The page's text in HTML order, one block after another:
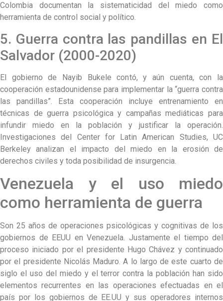
Colombia documentan la sistematicidad del miedo como
herramienta de control social y político.
5. Guerra contra las pandillas en El
Salvador (2000-2020)
El gobierno de Nayib Bukele contó, y aún cuenta, con la
cooperación estadounidense para implementar la “guerra contra
las pandillas”. Esta cooperación incluye entrenamiento en
técnicas de guerra psicológica y campañas mediáticas para
infundir miedo en la población y justificar la operación.
Investigaciones del Center for Latin American Studies, UC
Berkeley analizan el impacto del miedo en la erosión de
derechos civiles y toda posibilidad de insurgencia.
Venezuela y el uso miedo
como herramienta de guerra
Son 25 años de operaciones psicológicas y cognitivas de los
gobiernos de EEUU en Venezuela. Justamente el tiempo del
proceso iniciado por el presidente Hugo Chávez y continuado
por el presidente Nicolás Maduro. A lo largo de este cuarto de
siglo el uso del miedo y el terror contra la población han sido
elementos recurrentes en las operaciones efectuadas en el
país por los gobiernos de EE.UU y sus operadores internos